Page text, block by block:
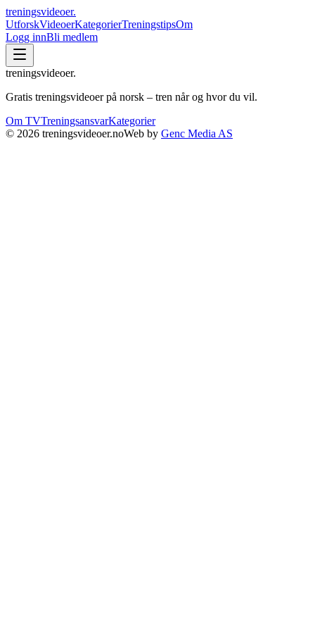
treningsvideoer.
UtforskVideoerKategorierTreningstipsOm
Logg innBli medlem
treningsvideoer.
Gratis treningsvideoer på norsk – tren når og hvor du vil.
Om TVTreningsansvarKategorier
© 2026 treningsvideoer.noWeb by Genc Media AS